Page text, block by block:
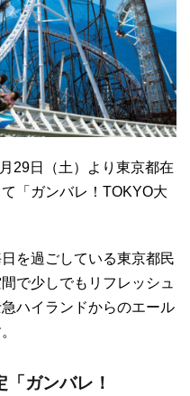
29日（土）より東京都在
「ガンバレ！TOKYO大
を過ごしている東京都民
で少しでもリフレッシュ
ハイランドからのエール
ガンバレ！